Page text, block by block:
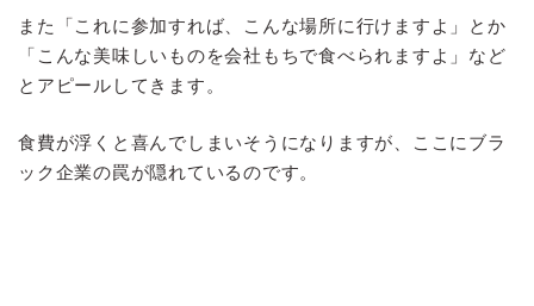
また「これに参加すれば、こんな場所に行けますよ」とか
「こんな美味しいものを会社もちで食べられますよ」など
とアピールしてきます。
食費が浮くと喜んでしまいそうになりますが、ここにブラ
ック企業の罠が隠れているのです。